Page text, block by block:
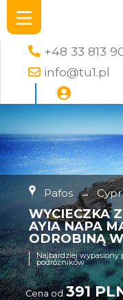
+48 33 813
info@tu1.pl
Pafos → Cypr
WYCIECZKA
AYIA NAPA
ODROBINĄ
Najbardziej wypasiony
podróżników
Cena od 391